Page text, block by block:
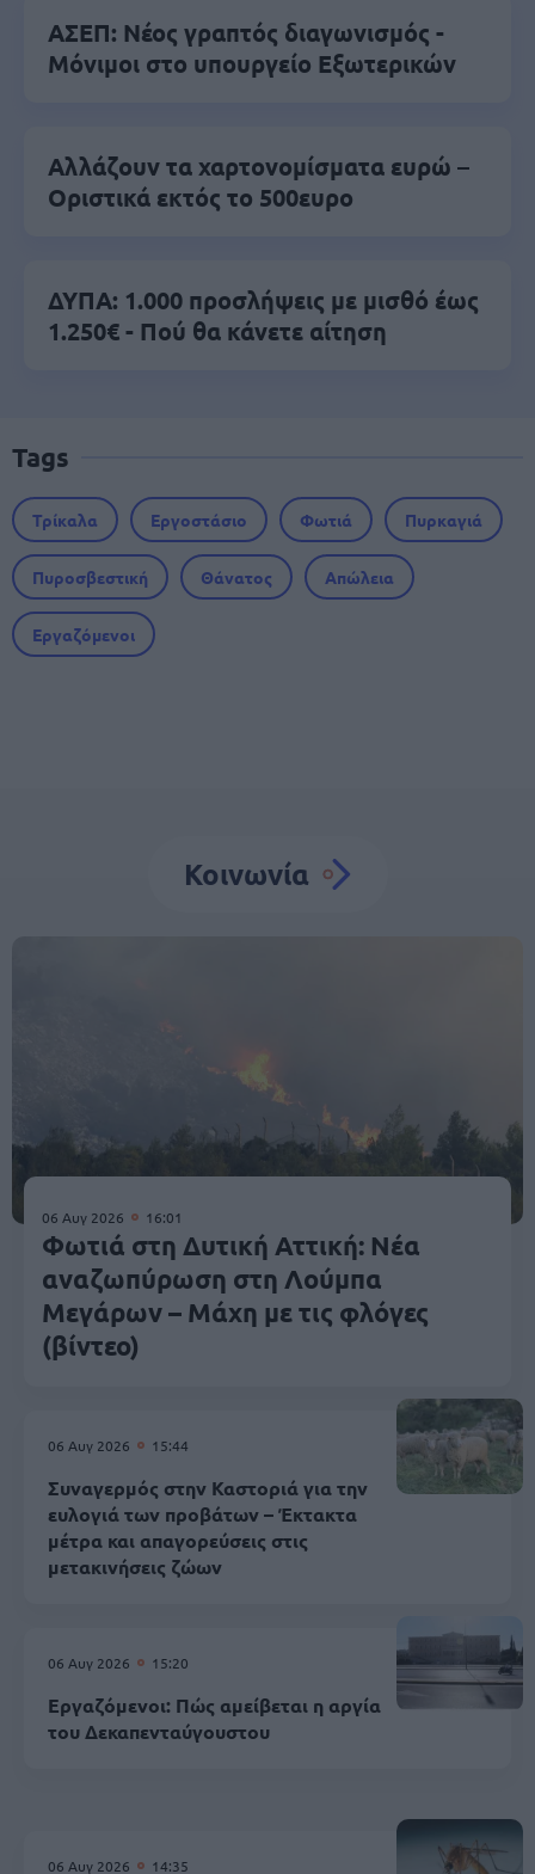
ΑΣΕΠ: Νέος γραπτός διαγωνισμός -
Μόνιμοι στο υπουργείο Εξωτερικών
Αλλάζουν τα χαρτονομίσματα ευρώ –
Οριστικά εκτός το 500ευρο
ΔΥΠΑ: 1.000 προσλήψεις με μισθό έως
1.250€ - Πού θα κάνετε αίτηση
Tags
Τρίκαλα Εργοστάσιο Φωτιά Πυρκαγιά
Πυροσβεστική Θάνατος Απώλεια
Εργαζόμενοι
Κοινωνία
06 Αυγ 2026 16:01
Φωτιά στη Δυτική Αττική: Νέα
αναζωπύρωση στη Λούμπα
Μεγάρων – Μάχη με τις φλόγες
(βίντεο)
06 Αυγ 2026 15:44
Συναγερμός στην Καστοριά για την
ευλογιά των προβάτων – Έκτακτα
μέτρα και απαγορεύσεις στις
μετακινήσεις ζώων
06 Αυγ 2026 15:20
Εργαζόμενοι: Πώς αμείβεται η αργία
του Δεκαπενταύγουστου
06 Αυγ 2026 14:35